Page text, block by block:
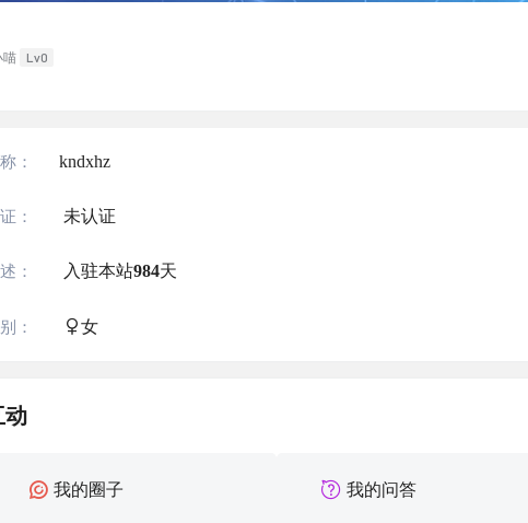
喵 Lv0
： kndxhz
： 未认证
： 入驻本站984天
： 女
动
我的圈子 我的问答